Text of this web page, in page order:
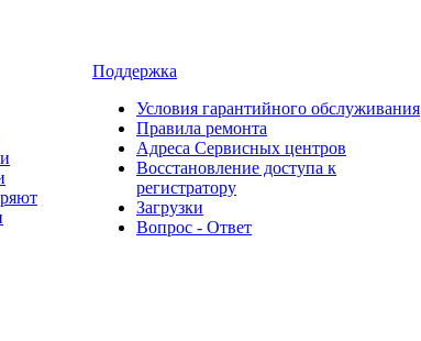
Поддержка
Условия гарантийного обслуживания
Правила ремонта
Адреса Сервисных центров
Восстановление доступа к
регистратору
Загрузки
Вопрос - Ответ